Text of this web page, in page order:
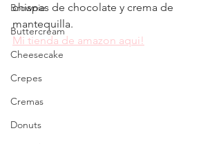
Brownie
Buttercream
Cheesecake
Crepes
Cremas
Donuts
chispas de chocolate y crema de
mantequilla.
Mi tienda de amazon aqui!